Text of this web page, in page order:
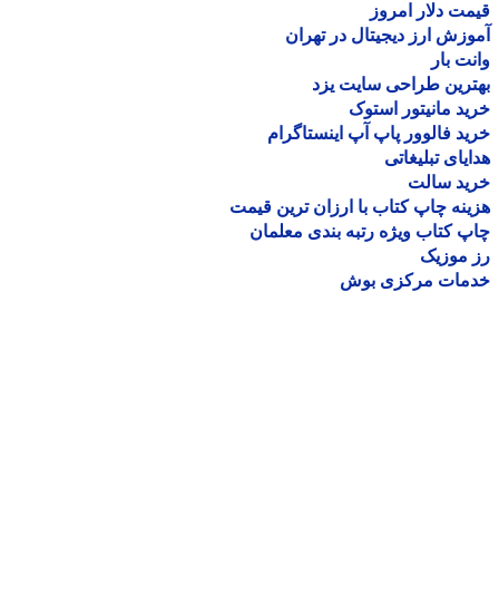
دلار امروز
ارز دیجیتال در تهران
بار
طراحی سایت یزد
مانیتور استوک
فالوور پاپ آپ اینستاگرام
تبلیغاتی
سالت
چاپ کتاب با ارزان ترین قیمت
کتاب ویژه رتبه بندی معلمان
موزیک
مرکزی بوش